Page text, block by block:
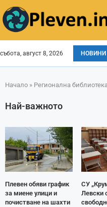
събота, август 8, 2026 НОВИНИ
Начало » Регионална
Най-важното
Плевен обяви график
за миене улици и
почистване на шахти
СУ
Левски